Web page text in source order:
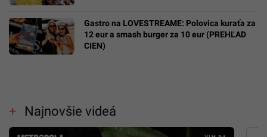
Gastro na LOVESTREAME: Polovica kuraťa za
12 eur a smash burger za 10 eur (PREHĽAD
CIEN)
Najnovšie videá